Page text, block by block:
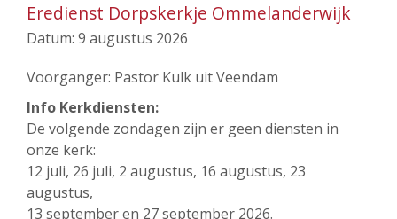
Eredienst Dorpskerkje Ommelanderwijk
Datum: 9 augustus 2026
Voorganger: Pastor Kulk uit Veendam
Info Kerkdiensten:
De volgende zondagen zijn er geen diensten in
onze kerk:
12 juli, 26 juli, 2 augustus, 16 augustus, 23
augustus,
13 september en 27 september 2026.